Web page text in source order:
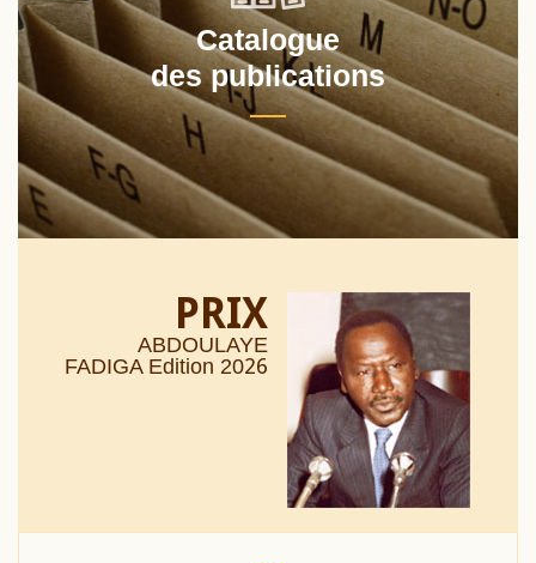
Catalogue
des publications
PRIX
ABDOULAYE
FADIGA Edition 2026